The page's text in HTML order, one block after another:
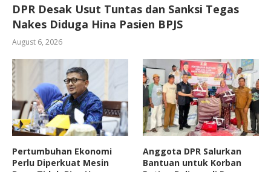
DPR Desak Usut Tuntas dan Sanksi Tegas
Nakes Diduga Hina Pasien BPJS
August 6, 2026
Pertumbuhan Ekonomi
Perlu Diperkuat Mesin
Anggota DPR Salurkan
Bantuan untuk Korban